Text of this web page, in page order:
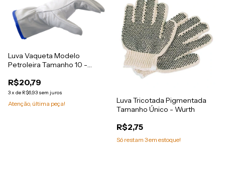
Luva Vaqueta Modelo
Petroleira Tamanho 10 -
R$20,79
3x de R$6,93 sem juros
Atenção, última peça!
Luva Tricotada Pigmentada
Tamanho Único - Wurth
R$2,75
Só restam 3em estoque!